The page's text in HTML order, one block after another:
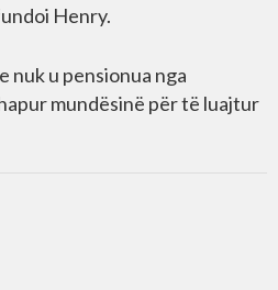
Henry.
nuk u pensionua nga
mundësinë për të luajtur